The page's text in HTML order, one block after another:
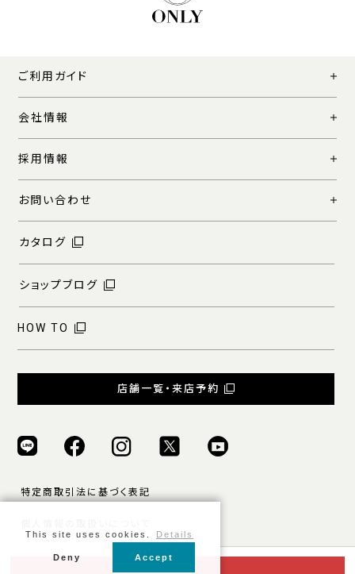
ご利用ガイド
会社情報
採用情報
お問い合わせ
カタログ
ショップブログ
HOW TO
店舗一覧・来店予約
特定商取引法に基づく表記
ご利用規約
This site uses cookies. Details
Deny Accept